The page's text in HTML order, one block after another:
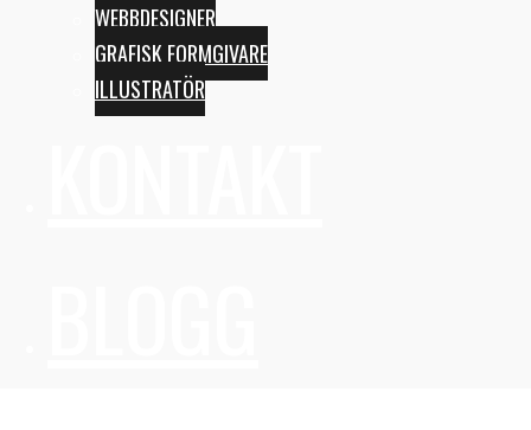
WEBBDESIGNER
GRAFISK FORMGIVARE
ILLUSTRATÖR